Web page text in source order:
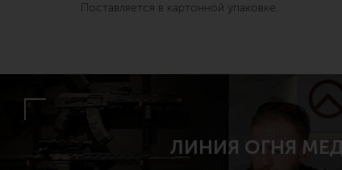
Поставляется в картонной упаковке.
ЛИНИЯ ОГНЯ